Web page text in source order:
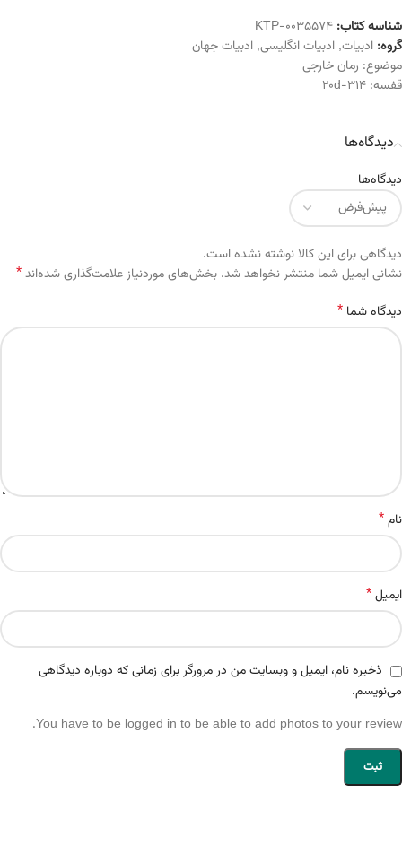
شناسه کتاب: KTP-0035574
گروه: ادبیات, ادبیات انگلیسی, ادبیات جهان
موضوع: رمان خارجی
قفسه: 314-20d
دیدگاه‌ها
دیدگاه‌ها
دیدگاهی برای این کالا نوشته نشده است.
نشانی ایمیل شما منتشر نخواهد شد. بخش‌های موردنیاز علامت‌گذاری شده‌اند*
دیدگاه شما *
نام*
ایمیل*
ذخیره نام، ایمیل و وبسایت من در مرورگر برای زمانی که دوباره دیدگاهی
می‌نویسم.
You have to be logged in to be able to add photos to your review.
Alternative: